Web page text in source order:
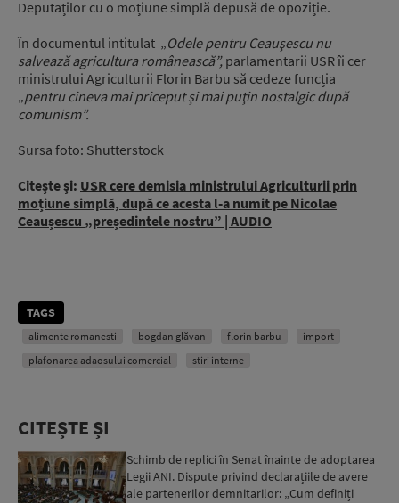
Deputaților cu o moțiune simplă depusă de opoziție.
În documentul intitulat „Odele pentru Ceauşescu nu
salvează agricultura românească”, parlamentarii USR îi cer
ministrului Agriculturii Florin Barbu să cedeze funcția
„pentru cineva mai priceput şi mai puţin nostalgic după
comunism”.
Sursa foto: Shutterstock
Citește și: USR cere demisia ministrului Agriculturii prin
moțiune simplă, după ce acesta l-a numit pe Nicolae
Ceaușescu „președintele nostru” | AUDIO
TAGS
alimente romanesti bogdan glăvan florin barbu
import
plafonarea adaosului comercial
stiri interne
CITEȘTE ȘI
Schimb de replici în Senat înainte de adoptarea
Legii ANI. Dispute privind declarațiile de avere
ale partenerilor demnitarilor: „Cum definiți